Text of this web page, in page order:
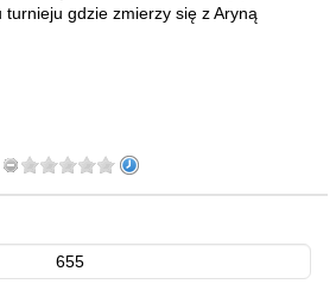
turnieju gdzie zmierzy się z Aryną
655